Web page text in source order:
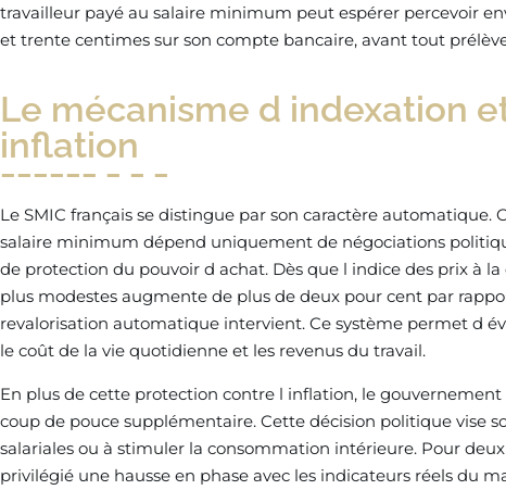
travailleur payé au salaire minimum peut espérer percevoir
et trente centimes sur son compte bancaire, avant tout
Le mécanisme d indexation
inflation
Le SMIC français se distingue par son caractère automatique.
salaire minimum dépend uniquement de négociations
de protection du pouvoir d achat. Dès que l indice des prix à
plus modestes augmente de plus de deux pour cent par
revalorisation automatique intervient. Ce système permet d
le coût de la vie quotidienne et les revenus du travail.
En plus de cette protection contre l inflation, le
coup de pouce supplémentaire. Cette décision politique vise
salariales ou à stimuler la consommation intérieure. Pour
privilégié une hausse en phase avec les indicateurs réels du